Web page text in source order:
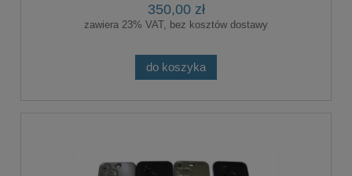
350,00 zł
zawiera 23% VAT, bez kosztów dostawy
do koszyka